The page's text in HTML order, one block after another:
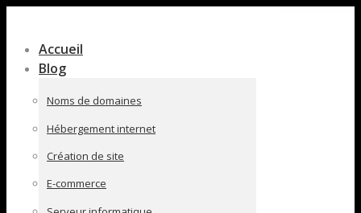
pleine
largeur
Accueil
Blog
Noms de domaines
Hébergement internet
Création de site
E-commerce